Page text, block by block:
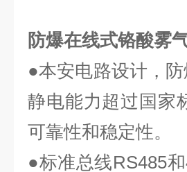
防爆在线式铬酸雾
●本安电路设计，
静电能力超过国家
可靠性和稳定性。
●标准总线RS485